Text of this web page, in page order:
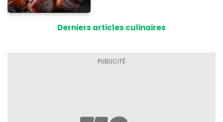
Derniers articles culinaires